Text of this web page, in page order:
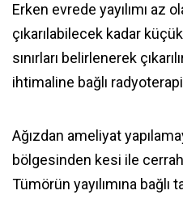
Erken evrede yayılımı az
çıkarılabilecek kadar
sınırları belirlenerek
ihtimaline bağlı
Ağızdan ameliyat
bölgesinden kesi ile
Tümörün yayılımına bağlı